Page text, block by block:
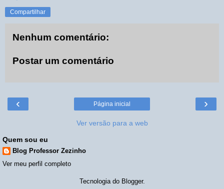
Compartilhar
Nenhum comentário:
Postar um comentário
‹ ›
Página inicial
Ver versão para a web
Quem sou eu
Blog Professor Zezinho
Ver meu perfil completo
Tecnologia do Blogger.